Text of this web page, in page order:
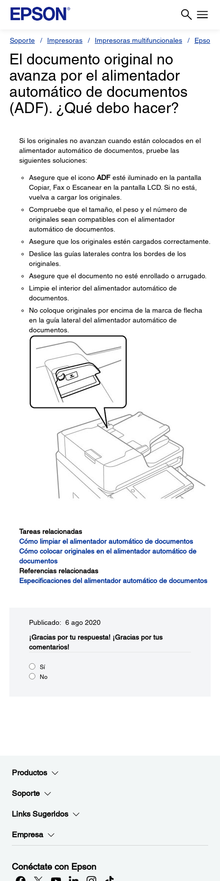
Soporte Impresoras Impresoras multifuncionales Epson
El documento original no
avanza por el alimentador
automático de documentos
(ADF). ¿Qué debo hacer?
Si los originales no avanzan cuando están colocados en el
alimentador automático de documentos, pruebe las
siguientes soluciones:
Asegure que el icono ADF esté iluminado en la pantalla
Copiar, Fax o Escanear en la pantalla LCD. Si no está,
vuelva a cargar los originales.
Compruebe que el tamaño, el peso y el número de
originales sean compatibles con el alimentador
automático de documentos.
Asegure que los originales estén cargados correctamente.
Deslice las guías laterales contra los bordes de los
originales.
Asegure que el documento no esté enrollado o arrugado.
Limpie el interior del alimentador automático de
documentos.
No coloque originales por encima de la marca de flecha
en la guía lateral del alimentador automático de
documentos.
Tareas relacionadas
Cómo limpiar el alimentador automático de documentos
Cómo colocar originales en el alimentador automático de
documentos
Referencias relacionadas
Especificaciones del alimentador automático de documentos
Publicado: 6 ago 2020
¡Gracias por tu respuesta! ¡Gracias por tus
comentarios!
Sí
No
Productos
Soporte
Links Sugeridos
Empresa
Conéctate con Epson